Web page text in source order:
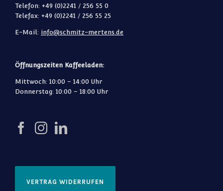
Telefon: +49 (0)2241 / 256 55 0
Telefax: +49 (0)2241 / 256 55 25
E-Mail: info@schmitz-mertens.de
Öffnungszeiten Kaffeeladen:
Mittwoch: 10:00 – 14:00 Uhr
Donnerstag: 10:00 – 18:00 Uhr
VERTRAG WIDERRUFEN